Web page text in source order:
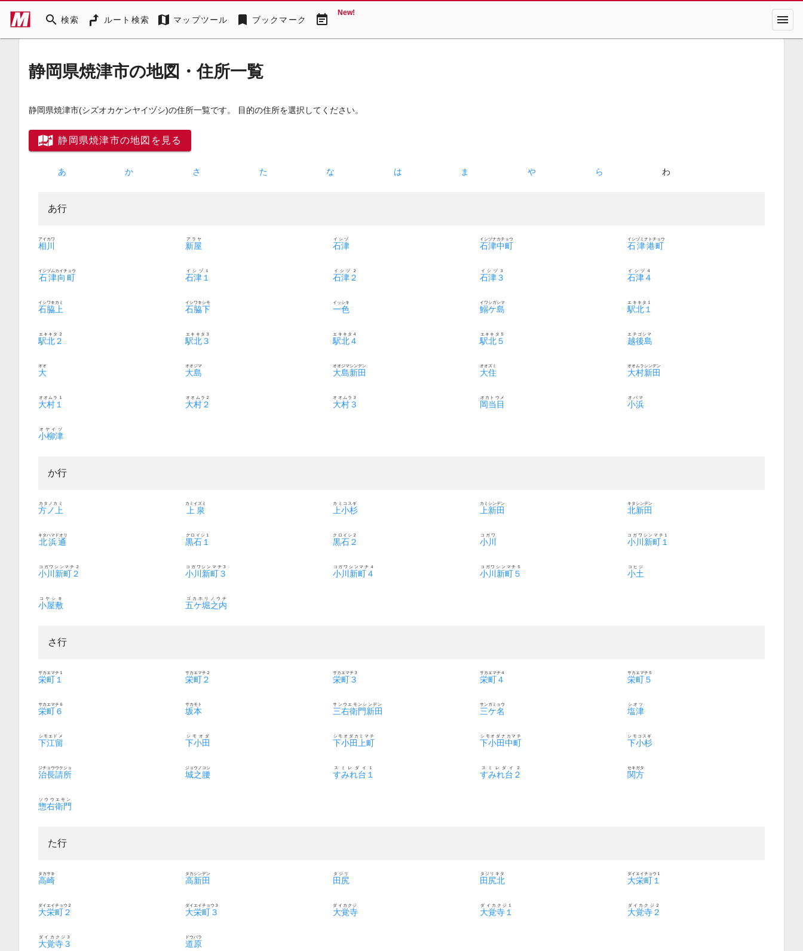
search 検索 ルート検索 map マップツール bookmark ブックマーク event_note New! menu
静岡県焼津市の地図・住所一覧
静岡県焼津市(シズオカケンヤイヅシ)の住所一覧です。 目的の住所を選択してください。
静岡県焼津市の地図を見る
あ か さ た な は ま や ら わ
あ行
相川
アイカワ
新屋
アラヤ
石津
イシヅ
石津中町
イシヅナカチョウ
石津港町
イシヅミナトチョウ
石津向町
イシヅムカイチョウ
石津１
イシヅ１
石津２
イシヅ２
石津３
イシヅ３
石津４
イシヅ４
石脇上
イシワキカミ
石脇下
イシワキシモ
一色
イッシキ
鰯ケ島
イワシガシマ
駅北１
エキキタ１
駅北２
エキキタ２
駅北３
エキキタ３
駅北４
エキキタ４
駅北５
エキキタ５
越後島
エチゴシマ
大
オオ
大島
オオジマ
大島新田
オオジマシンデン
大住
オオズミ
大村新田
オオムラシンデン
大村１
オオムラ１
大村２
オオムラ２
大村３
オオムラ３
岡当目
オカトウメ
小浜
オバマ
小柳津
オヤイヅ
か行
方ノ上
カタノカミ
上泉
カミイズミ
上小杉
カミコスギ
上新田
カミシンデン
北新田
キタシンデン
北浜通
キタハマドオリ
黒石１
クロイシ１
黒石２
クロイシ２
小川
コガワ
小川新町１
コガワシンマチ１
小川新町２
コガワシンマチ２
小川新町３
コガワシンマチ３
小川新町４
コガワシンマチ４
小川新町５
コガワシンマチ５
小土
コヒジ
小屋敷
コヤシキ
五ケ堀之内
ゴカホリノウチ
さ行
栄町１
サカエマチ１
栄町２
サカエマチ２
栄町３
サカエマチ３
栄町４
サカエマチ４
栄町５
サカエマチ５
栄町６
サカエマチ６
坂本
サカモト
三右衛門新田
サンウエモンシンデン
三ケ名
サンガミョウ
塩津
シオツ
下江留
シモエドメ
下小田
シモオダ
下小田上町
シモオダカミマチ
下小田中町
シモオダナカマチ
下小杉
シモコスギ
治長請所
ジチョウウケショ
城之腰
ジョウノコシ
すみれ台１
スミレダイ１
すみれ台２
スミレダイ２
関方
セキガタ
惣右衛門
ソウウエモン
た行
高崎
タカサキ
高新田
タカシンデン
田尻
タジリ
田尻北
タジリキタ
大栄町１
ダイエイチョウ１
大栄町２
ダイエイチョウ２
大栄町３
ダイエイチョウ３
大覚寺
ダイカクジ
大覚寺１
ダイカクジ１
大覚寺２
ダイカクジ２
大覚寺３
ダイカクジ３
道原
ドウバラ